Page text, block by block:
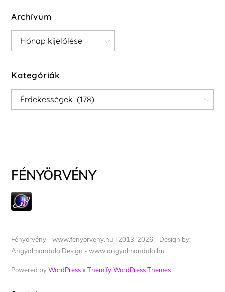
Archívum
Archívum
Kategóriák
Kategóriák
FÉNYÖRVÉNY
Fényörvény - www.fenyorveny.hu I 2013-2026 - Design by:
Angyalmandala Design - www.angyalmandala.hu
Powered byWordPress •Themify WordPress Themes